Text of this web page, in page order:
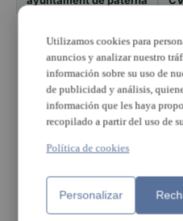
Utilizamos cookies para
anuncios y analizar nuestro
información sobre su uso de
de publicidad y análisis,
información que les haya
recopilado a partir del uso de
Política de cookies
Personalizar